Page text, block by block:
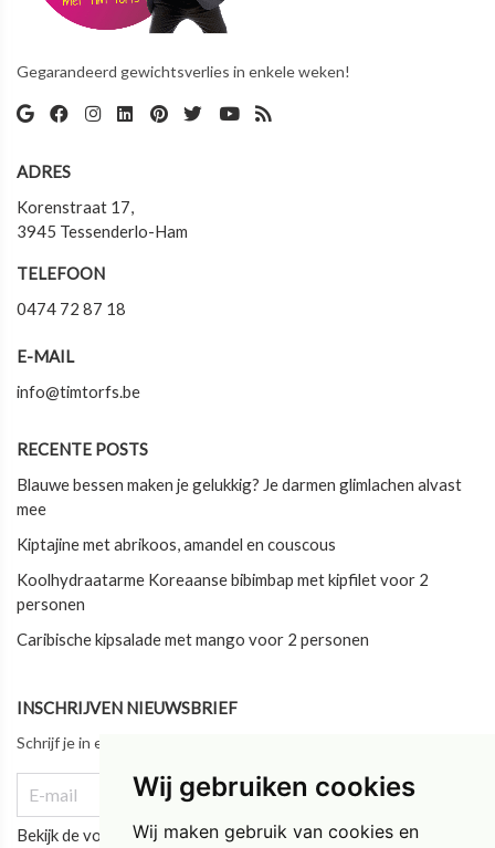
Wij gebruiken cookies
Wij maken gebruik van cookies en
Gegarandeerd gewichtsverlies in enkele weken!
ADRES
Korenstraat 17,
3945 Tessenderlo-Ham
TELEFOON
0474 72 87 18
E-MAIL
info@timtorfs.be
RECENTE POSTS
Blauwe bessen maken je gelukkig? Je darmen glimlachen alvast
mee
Kiptajine met abrikoos, amandel en couscous
Koolhydraatarme Koreaanse bibimbap met kipfilet voor 2
personen
Caribische kipsalade met mango voor 2 personen
INSCHRIJVEN NIEUWSBRIEF
Schrijf je in en blijf als eerste op de hoogte van ons laatste nieuws!
Bekijk de vorige updates